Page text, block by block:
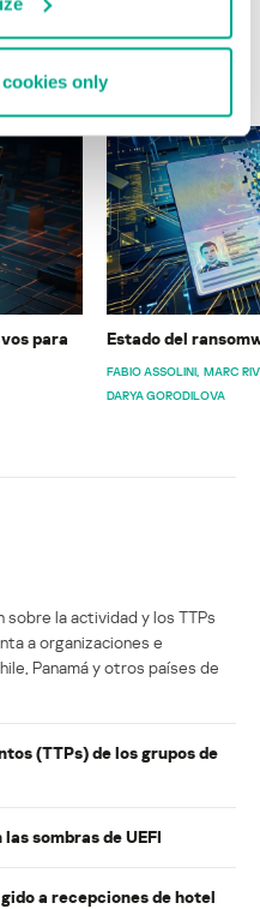
only
para
Estado del
FABIO ASSOLINI MARC
DARYA GORODILOVA
la actividad y los TTPs
a organizaciones e
Panamá y otros países de
(TTPs) de los grupos de
sombras de UEFI
a recepciones de hotel